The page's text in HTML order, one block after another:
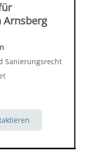
Arnsberg
Sanierungsrecht